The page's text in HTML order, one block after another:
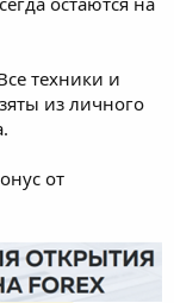
техники и
из личного
от